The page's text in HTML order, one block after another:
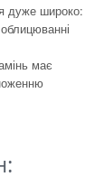
дуже широко:
має